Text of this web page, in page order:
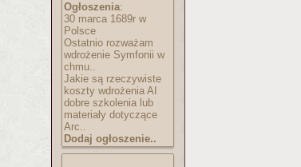
Ogłoszenia:
30 marca 1689r w
Polsce
Ostatnio rozważam
wdrożenie Symfonii w
chmu..
Jakie są rzeczywiste
koszty wdrożenia AI
dobre szkolenia lub
materiały dotyczące
Arc..
Dodaj ogłoszenie..